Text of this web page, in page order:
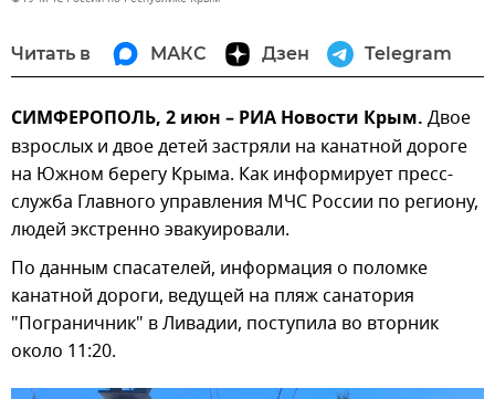
Читать в МАКС Дзен Telegram
СИМФЕРОПОЛЬ, 2 июн – РИА Новости Крым. Двое
взрослых и двое детей застряли на канатной дороге
на Южном берегу Крыма. Как информирует пресс-
служба Главного управления МЧС России по региону,
людей экстренно эвакуировали.
По данным спасателей, информация о поломке
канатной дороги, ведущей на пляж санатория
"Пограничник" в Ливадии, поступила во вторник
около 11:20.